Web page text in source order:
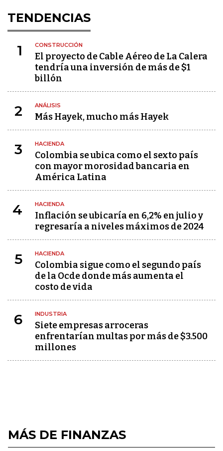
TENDENCIAS
1 CONSTRUCCIÓN
El proyecto de Cable Aéreo de La Calera
tendría una inversión de más de $1
billón
2 ANÁLISIS
Más Hayek, mucho más Hayek
3 HACIENDA
Colombia se ubica como el sexto país
con mayor morosidad bancaria en
América Latina
4 HACIENDA
Inflación se ubicaría en 6,2% en julio y
regresaría a niveles máximos de 2024
5 HACIENDA
Colombia sigue como el segundo país
de la Ocde donde más aumenta el
costo de vida
6 INDUSTRIA
Siete empresas arroceras
enfrentarían multas por más de $3.500
millones
MÁS DE FINANZAS